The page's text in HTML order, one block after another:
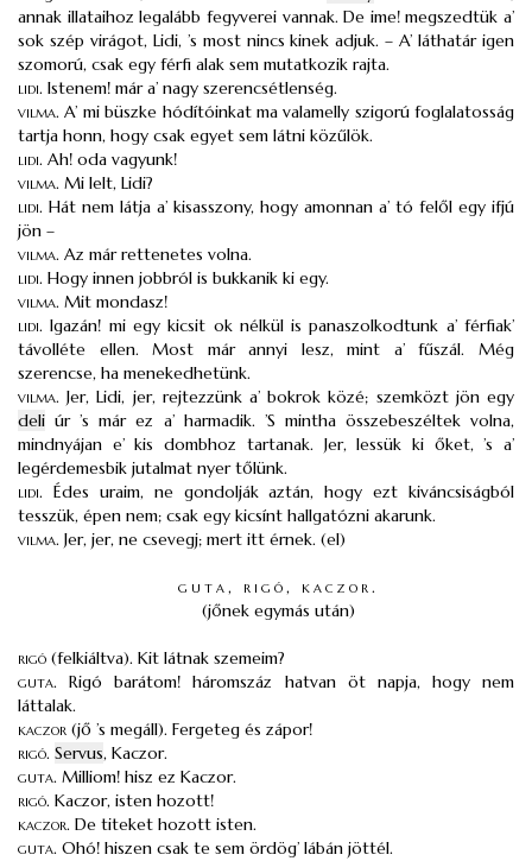
annak illataihoz legalább fegyverei vannak. De ime! megszedtük a’
sok szép virágot, Lidi, ’s most nincs kinek adjuk. – A’ láthatár igen
szomorú, csak egy férfi alak sem mutatkozik rajta.
lidi. Istenem! már a’ nagy szerencsétlenség.
vilma.A’ mi büszke hódítóinkat ma valamelly szigorú foglalatosság
tartja honn, hogy csak egyet sem látni közűlök.
lidi. Ah! oda vagyunk!
vilma. Mi lelt, Lidi?
lidi. Hát nem látja a’ kisasszony, hogy amonnan a’ tó felől egy ifjú
jön –
vilma. Az már rettenetes volna.
lidi. Hogy innen jobbról is bukkanik ki egy.
vilma. Mit mondasz!
lidi.Igazán! mi egy kicsit ok nélkül is panaszolkodtunk a’ férfiak’
távolléte ellen. Most már annyi lesz, mint a’ fűszál. Még
szerencse, ha menekedhetünk.
vilma.Jer, Lidi, jer, rejtezzünk a’ bokrok közé; szemközt jön egy
deli úr ’s már ez a’ harmadik. ’S mintha összebeszéltek volna,
mindnyájan e’ kis dombhoz tartanak. Jer, lessük ki őket, ’s a’
legérdemesbik jutalmat nyer tőlünk.
lidi. Édes uraim, ne gondolják aztán, hogy ezt kiváncsiságból
tesszük, épen nem; csak egy kicsínt hallgatózni akarunk.
vilma. Jer, jer, ne csevegj; mert itt érnek. (el)
guta, rigó, kaczor.
(jőnek egymás után)
rigó (felkiáltva). Kit látnak szemeim?
guta.Rigó barátom! háromszáz hatvan öt napja, hogy nem
láttalak.
kaczor (jő ’s megáll). Fergeteg és zápor!
rigó. Servus, Kaczor.
guta. Milliom! hisz ez Kaczor.
rigó. Kaczor, isten hozott!
kaczor. De titeket hozott isten.
guta. Ohó! hiszen csak te sem ördög’ lábán jöttél.